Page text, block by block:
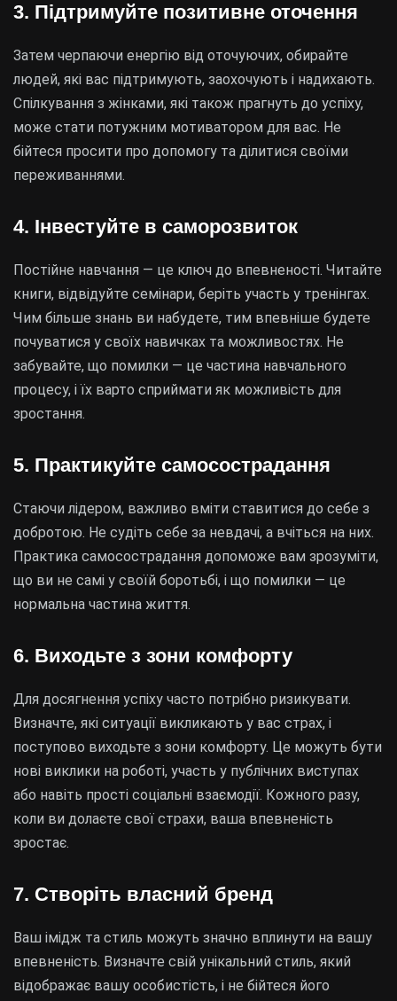
3. Підтримуйте позитивне оточення
Затем черпаючи енергію від оточуючих, обирайте
людей, які вас підтримують, заохочують і надихають.
Спілкування з жінками, які також прагнуть до успіху,
може стати потужним мотиватором для вас. Не
бійтеся просити про допомогу та ділитися своїми
переживаннями.
4. Інвестуйте в саморозвиток
Постійне навчання — це ключ до впевненості. Читайте
книги, відвідуйте семінари, беріть участь у тренінгах.
Чим більше знань ви набудете, тим впевніше будете
почуватися у своїх навичках та можливостях. Не
забувайте, що помилки — це частина навчального
процесу, і їх варто сприймати як можливість для
зростання.
5. Практикуйте самосострадання
Стаючи лідером, важливо вміти ставитися до себе з
добротою. Не судіть себе за невдачі, а вчіться на них.
Практика самосострадання допоможе вам зрозуміти,
що ви не самі у своїй боротьбі, і що помилки — це
нормальна частина життя.
6. Виходьте з зони комфорту
Для досягнення успіху часто потрібно ризикувати.
Визначте, які ситуації викликають у вас страх, і
поступово виходьте з зони комфорту. Це можуть бути
нові виклики на роботі, участь у публічних виступах
або навіть прості соціальні взаємодії. Кожного разу,
коли ви долаєте свої страхи, ваша впевненість
зростає.
7. Створіть власний бренд
Ваш імідж та стиль можуть значно вплинути на вашу
впевненість. Визначте свій унікальний стиль, який
відображає вашу особистість, і не бійтеся його